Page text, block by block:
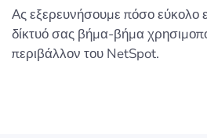
Ας εξερευνήσουμε πόσο εύκολο
δίκτυό σας βήμα-βήμα
περιβάλλον του NetSpot.